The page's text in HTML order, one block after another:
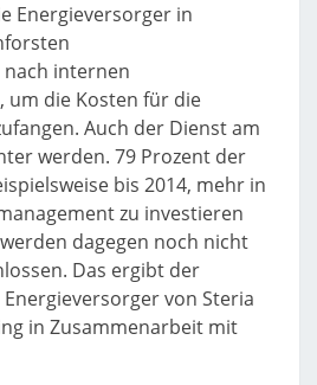
Energieversorger in
nach internen
um die Kosten für die
Auch der Dienst am
werden. 79 Prozent der
bis 2014, mehr in
zu investieren
dagegen noch nicht
Das ergibt der
von Steria
in Zusammenarbeit mit